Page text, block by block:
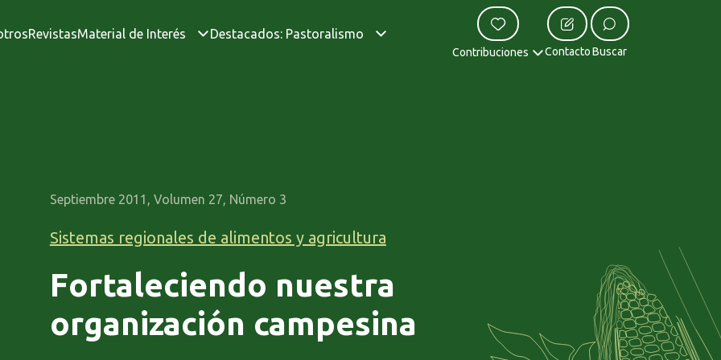
RevistasMaterial de Interés Destacados: Pastoralismo
Contribuciones Contacto Buscar
Septiembre 2011, Volumen 27, Número 3
Sistemas regionales de alimentos y agricultura
Fortaleciendo nuestra
organización campesina